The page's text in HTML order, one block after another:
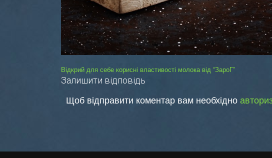
Навігація
записів
Відкрий для себе корисні властивості молока від “ЗароГ”
Залишити відповідь
Щоб відправити коментар вам необхідно